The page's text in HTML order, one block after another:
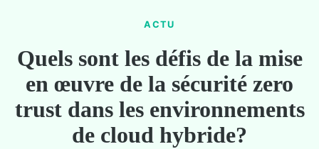
ACTU
Quels sont les défis de la mise
en œuvre de la sécurité zero
trust dans les environnements
de cloud hybride?